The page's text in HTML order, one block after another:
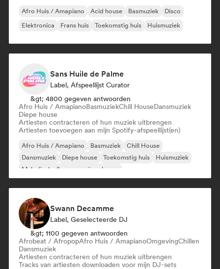
Afro Huis / Amapiano Acid house Basmuziek
Disco
Elektronica
Frans huis Toekomstig huis Huismuziek
Sans Huile de Palme
Label, Afspeellijst Curator
&gt; 4800 gegeven antwoorden
Afro Huis / AmapianoBasmuziekChill HouseDansmuziek
Diepe house
Artiesten contracteren of hun muziek uitbrengen
Artiesten toevoegen aan mijn Spotify-afspeellijst(en)
Afro Huis / Amapiano Basmuziek
Chill House
Dansmuziek
Diepe house Toekomstig huis
Huismuziek
Melodische & progressieve house
Swann Decamme
Label, Geselecteerde DJ
&gt; 1100 gegeven antwoorden
Afrobeat / AfropopAfro Huis / AmapianoOmgevingChillen
Dansmuziek
Artiesten contracteren of hun muziek uitbrengen
Tracks van artiesten downloaden voor mijn DJ-sets